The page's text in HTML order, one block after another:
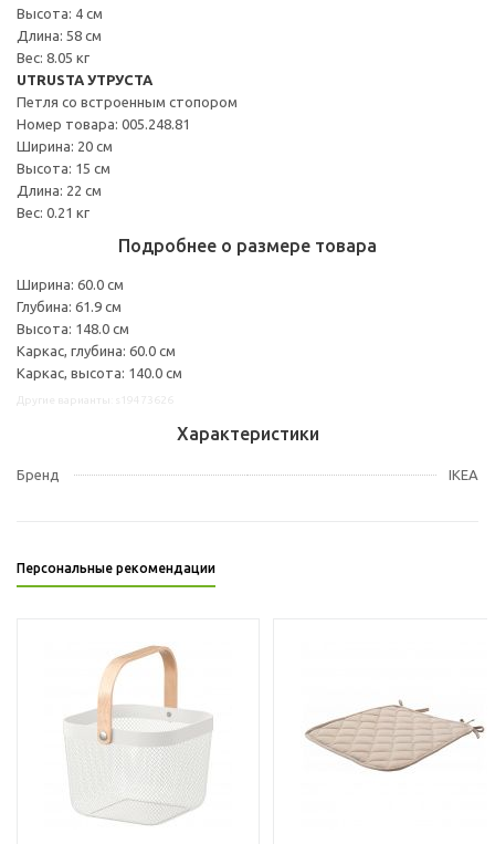
Высота: 4 см
Длина: 58 см
Вес: 8.05 кг
UTRUSTA УТРУСТА
Петля со встроенным стопором
Номер товара: 005.248.81
Ширина: 20 см
Высота: 15 см
Длина: 22 см
Вес: 0.21 кг
Подробнее о размере товара
Ширина: 60.0 см
Глубина: 61.9 см
Высота: 148.0 см
Каркас, глубина: 60.0 см
Каркас, высота: 140.0 см
Характеристики
Бренд IKEA
Персональные рекомендации